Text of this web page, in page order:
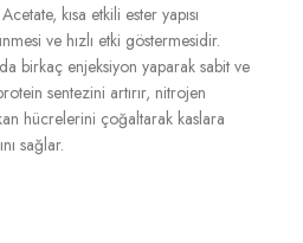
kısa etkili ester yapısı
ve hızlı etki göstermesidir.
birkaç enjeksiyon yaparak sabit ve
sentezini artırır, nitrojen
hücrelerini çoğaltarak kaslara
sağlar.